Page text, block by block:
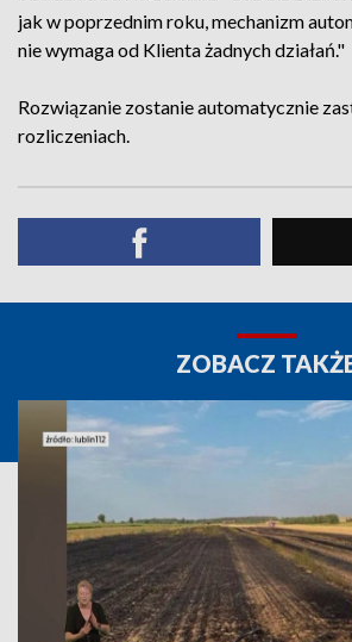
jak w poprzednim roku, mechanizm
nie wymaga od Klienta żadnych działań."
Rozwiązanie zostanie automatycznie
rozliczeniach.
ZOBACZ